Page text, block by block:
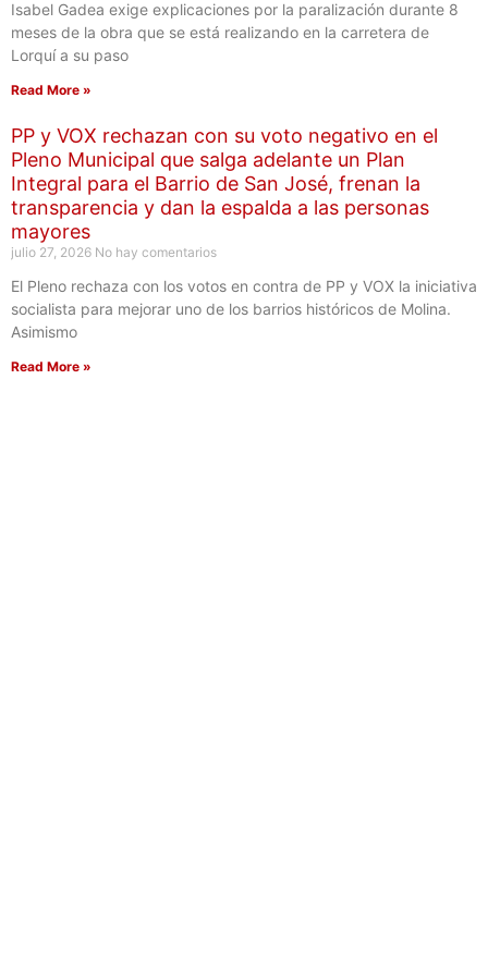
Isabel Gadea exige explicaciones por la paralización durante 8
meses de la obra que se está realizando en la carretera de
Lorquí a su paso
Read More »
PP y VOX rechazan con su voto negativo en el
Pleno Municipal que salga adelante un Plan
Integral para el Barrio de San José, frenan la
transparencia y dan la espalda a las personas
mayores
julio 27, 2026 No hay comentarios
El Pleno rechaza con los votos en contra de PP y VOX la iniciativa
socialista para mejorar uno de los barrios históricos de Molina.
Asimismo
Read More »